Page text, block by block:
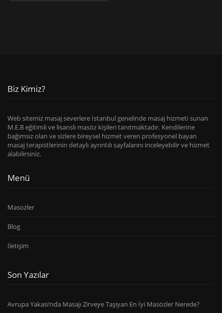
Biz Kimiz?
Web sitemiz masaj severlere İstanbul genelinde masaj hizmeti sunan
M.E.B eğitimli ve lisanslı masöz kişileri tanıtmaktadır. Kendilerine
bağımsız olan ve sizlere bireysel hizmet veren profesyonel bayan
masaj terapistlerinin detaylı ayrıntılı sayfalarını inceleyebilir ve hizmet
alabilirsiniz.
Menü
Masozler
Blog
İletişim
Son Yazılar
Avrupa Yakası’nda Masajı Zirveye Taşıyan En İyi Masözler Nerede?